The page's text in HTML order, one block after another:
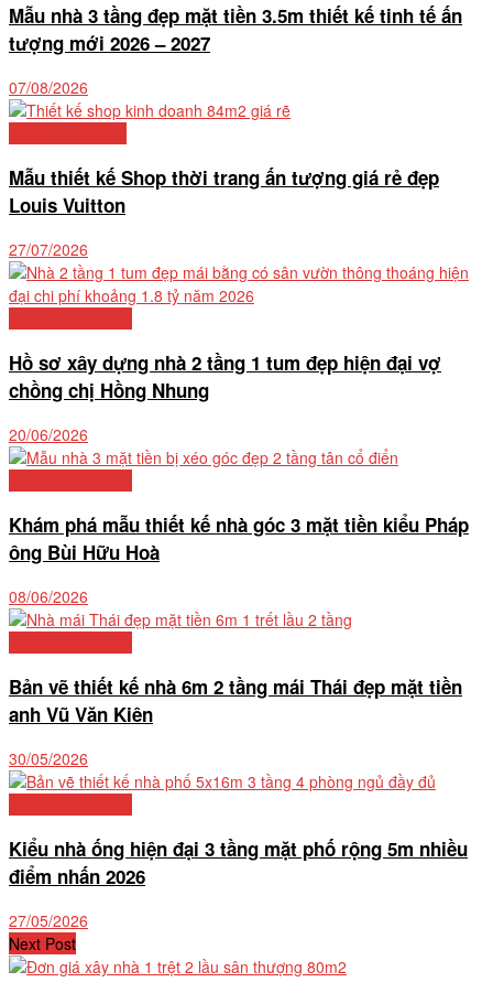
Mẫu nhà 3 tầng đẹp mặt tiền 3.5m thiết kế tinh tế ấn
tượng mới 2026 – 2027
07/08/2026
Mẫu thiết kế Shop thời trang ấn tượng giá rẻ đẹp
Louis Vuitton
27/07/2026
Hồ sơ xây dựng nhà 2 tầng 1 tum đẹp hiện đại vợ
chồng chị Hồng Nhung
20/06/2026
Khám phá mẫu thiết kế nhà góc 3 mặt tiền kiểu Pháp
ông Bùi Hữu Hoà
08/06/2026
Bản vẽ thiết kế nhà 6m 2 tầng mái Thái đẹp mặt tiền
anh Vũ Văn Kiên
30/05/2026
Kiểu nhà ống hiện đại 3 tầng mặt phố rộng 5m nhiều
điểm nhấn 2026
27/05/2026
Next Post